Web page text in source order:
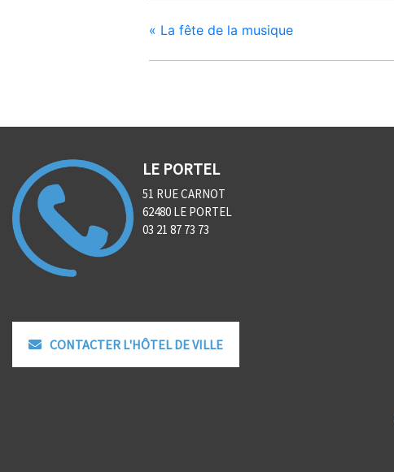
« La fête de la musique
LE PORTEL
51 RUE CARNOT
62480 LE PORTEL
03 21 87 73 73
CONTACTER L'HÔTEL DE VILLE